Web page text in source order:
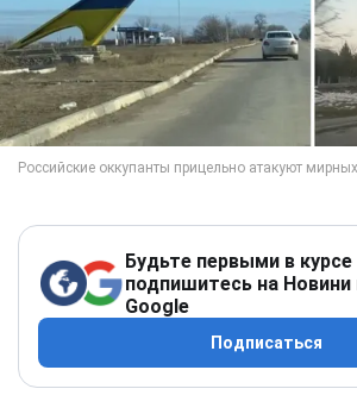
Будьте первыми в курсе
подпишитесь на Новини
Google
Подписаться